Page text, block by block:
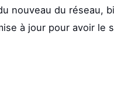
nouveau du réseau,
à jour pour avoir le